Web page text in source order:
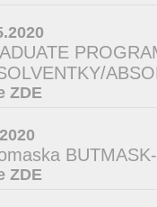
ZDE
ZDE